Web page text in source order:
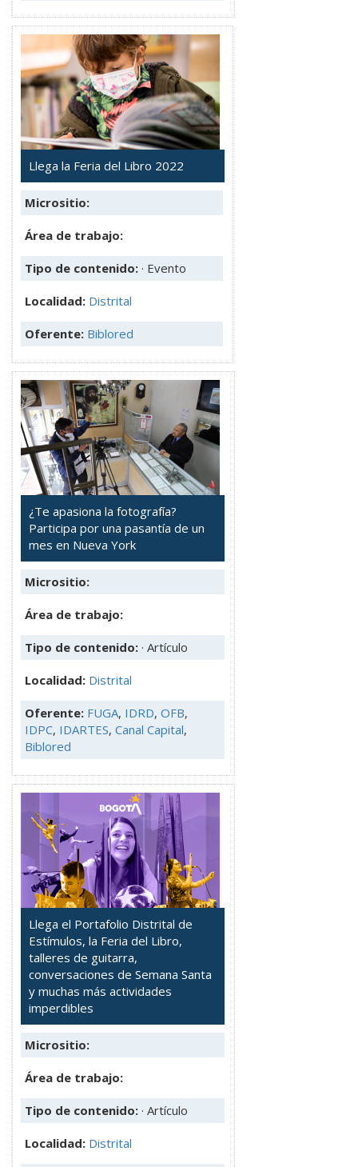
Llega la Feria del Libro 2022
Micrositio:
Área de trabajo:
Tipo de contenido: · Evento
Localidad: Distrital
Oferente: Biblored
¿Te apasiona la fotografía?
Participa por una pasantía de un
mes en Nueva York
Micrositio:
Área de trabajo:
Tipo de contenido: · Artículo
Localidad: Distrital
Oferente: FUGA, IDRD, OFB,
IDPC, IDARTES, Canal Capital,
Biblored
Llega el Portafolio Distrital de
Estímulos, la Feria del Libro,
talleres de guitarra,
conversaciones de Semana Santa
y muchas más actividades
imperdibles
Micrositio:
Área de trabajo:
Tipo de contenido: · Artículo
Localidad: Distrital